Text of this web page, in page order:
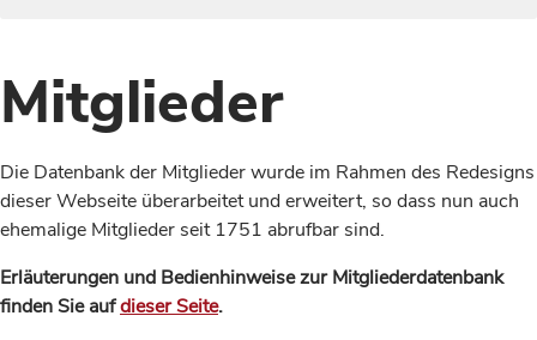
Mitglieder
Die Datenbank der Mitglieder wurde im Rahmen des Redesigns
dieser Webseite überarbeitet und erweitert, so dass nun auch
ehemalige Mitglieder seit 1751 abrufbar sind.
Erläuterungen und Bedienhinweise zur Mitgliederdatenbank
finden Sie aufdieser Seite.